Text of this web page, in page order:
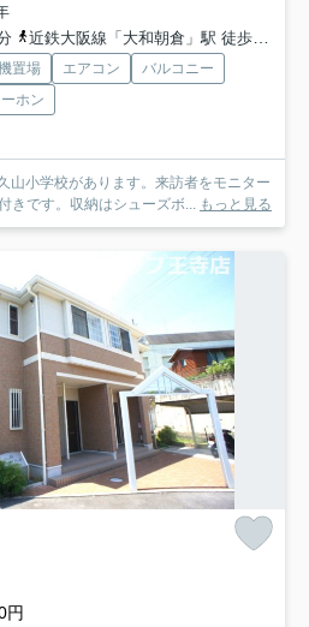
近鉄大阪線「大和朝倉」駅 徒歩23分
置場 エアコン
バルコニー
ホン
山小学校があります。来訪者をモニター
きです。収納はシューズボ... もっと見る
円